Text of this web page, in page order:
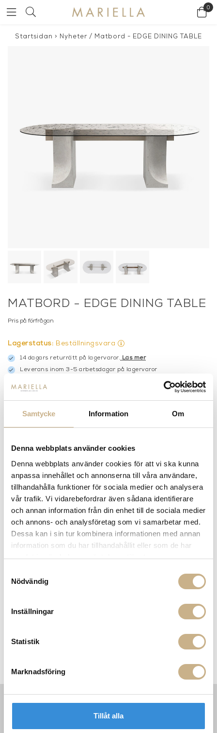
Samtycke Information Om
Denna webbplats använder cookies
Denna webbplats använder cookies för att vi ska kunna
anpassa innehållet och annonserna till våra användare,
tillhandahålla funktioner för sociala medier och analysera
vår trafik. Vi vidarebefordrar även sådana identifierare
och annan information från din enhet till de sociala medier
och annons- och analysföretag som vi samarbetar med.
Dessa kan i sin tur kombinera informationen med annan
information som du har tillhandahållit eller som de har
samlat in när du har använt deras tjänster.
Nödvändig
Inställningar
Statistik
Marknadsföring
Tillåt alla
0
Startsidan > Nyheter / Matbord - EDGE DINING TABLE
MATBORD - EDGE DINING TABLE
Pris på förfrågan
Lagerstatus: Beställningsvara
14 dagars returrätt på lagervaror. Läs mer
Leverans inom 3-5 arbetsdagar på lagervaror
när du registrerar dig för vårt
nyhetsbrev
Fri frakt på mindra varor vid köp över 1000:-
900:- i frakt vid köp av större möbler
FRÅGA OSS OM PRODUKTEN
BESKRIVNING
Startsidan
KONTAKT
MARIELLA INTERIORS